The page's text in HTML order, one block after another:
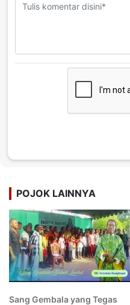
POJOK LAINNYA
Sang Gembala yang Tegas